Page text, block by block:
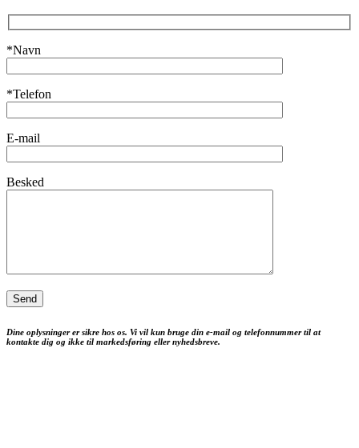
*Navn
*Telefon
E-mail
Besked
Dine oplysninger er sikre hos os. Vi vil kun bruge din e-mail og telefonnummer til at
kontakte dig og ikke til markedsføring eller nyhedsbreve.